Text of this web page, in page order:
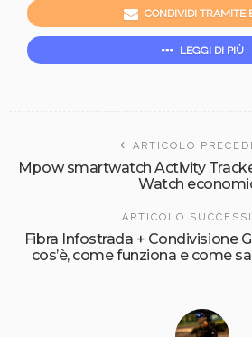
CONDIVIDI TRAMITE
LEGGI DI PIÙ
ARTICOLO
Mpow smartwatch Activity
Watch
ARTICOLO
Fibra Infostrada + Condivisione
cos’è, come funziona e come